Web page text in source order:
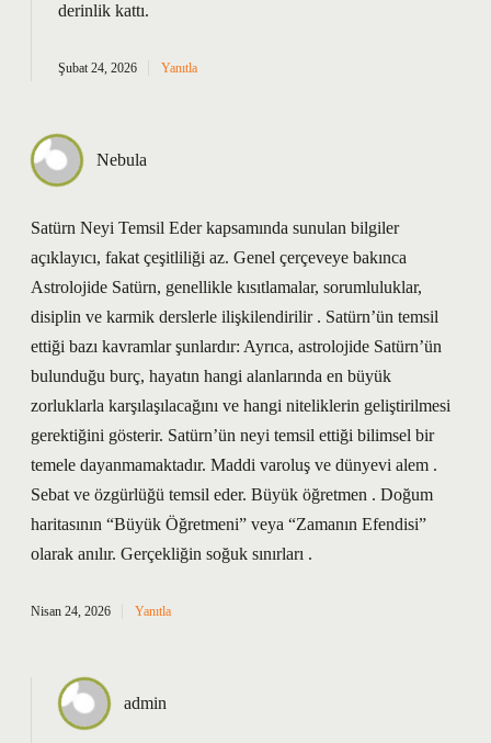
derinlik kattı.
Şubat 24, 2026 Yanıtla
Nebula
Satürn Neyi Temsil Eder kapsamında sunulan bilgiler
açıklayıcı, fakat çeşitliliği az. Genel çerçeveye bakınca
Astrolojide Satürn, genellikle kısıtlamalar, sorumluluklar,
disiplin ve karmik derslerle ilişkilendirilir . Satürn’ün temsil
ettiği bazı kavramlar şunlardır: Ayrıca, astrolojide Satürn’ün
bulunduğu burç, hayatın hangi alanlarında en büyük
zorluklarla karşılaşılacağını ve hangi niteliklerin geliştirilmesi
gerektiğini gösterir. Satürn’ün neyi temsil ettiği bilimsel bir
temele dayanmamaktadır. Maddi varoluş ve dünyevi alem .
Sebat ve özgürlüğü temsil eder. Büyük öğretmen . Doğum
haritasının “Büyük Öğretmeni” veya “Zamanın Efendisi”
olarak anılır. Gerçekliğin soğuk sınırları .
Nisan 24, 2026 Yanıtla
admin